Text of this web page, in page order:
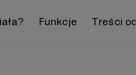
Funkcje Treści